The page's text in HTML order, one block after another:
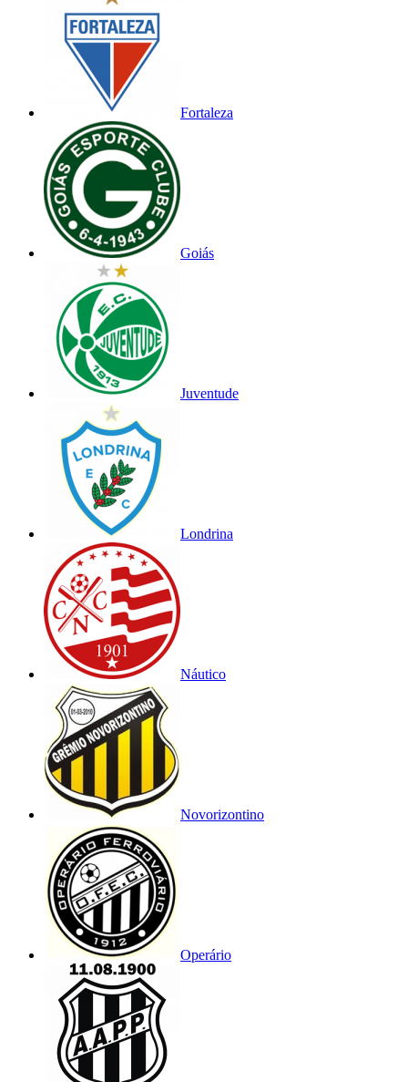
Fortaleza
Goiás
Juventude
Londrina
Náutico
Novorizontino
Operário